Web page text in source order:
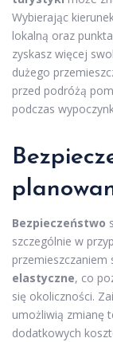
Wybierając
lokalną oraz
zyskasz więcej
dużego
przed podróżą
podczas
Bezpieczeństwo
szczególnie w
przemieszczaniem
elastyczne, co
się okoliczności.
umożliwią zmianę
dodatkowych